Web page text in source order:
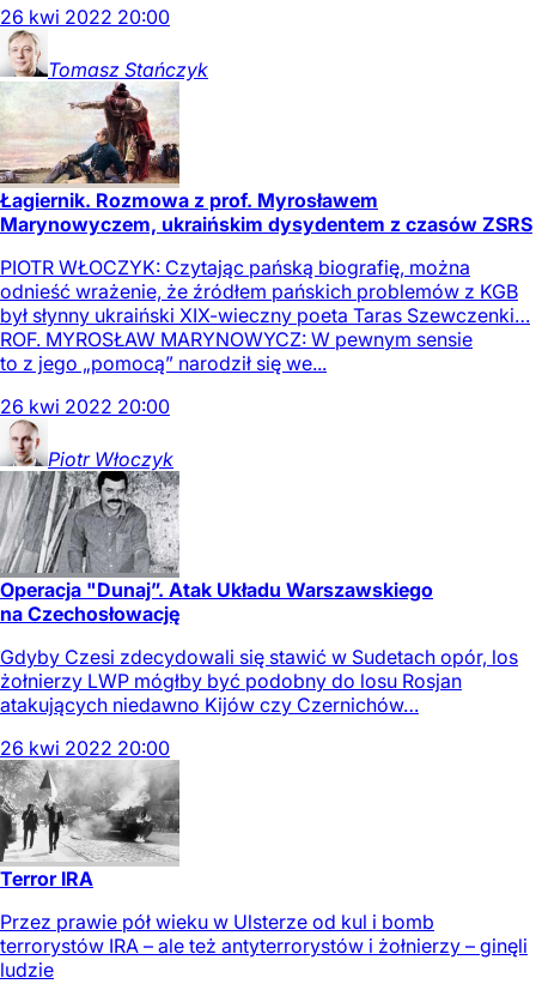
26 kwi 2022 20:00
Tomasz Stańczyk
Łagiernik. Rozmowa z prof. Myrosławem
Marynowyczem, ukraińskim dysydentem z czasów ZSRS
PIOTR WŁOCZYK: Czytając pańską biografię, można
odnieść wrażenie, że źródłem pańskich problemów z KGB
był słynny ukraiński XIX-wieczny poeta Taras Szewczenki…
ROF. MYROSŁAW MARYNOWYCZ: W pewnym sensie
to z jego „pomocą” narodził się we...
26 kwi 2022 20:00
Piotr Włoczyk
Operacja "Dunaj”. Atak Układu Warszawskiego
na Czechosłowację
Gdyby Czesi zdecydowali się stawić w Sudetach opór, los
żołnierzy LWP mógłby być podobny do losu Rosjan
atakujących niedawno Kijów czy Czernichów…
26 kwi 2022 20:00
Terror IRA
Przez prawie pół wieku w Ulsterze od kul i bomb
terrorystów IRA – ale też antyterrorystów i żołnierzy – ginęli
ludzie